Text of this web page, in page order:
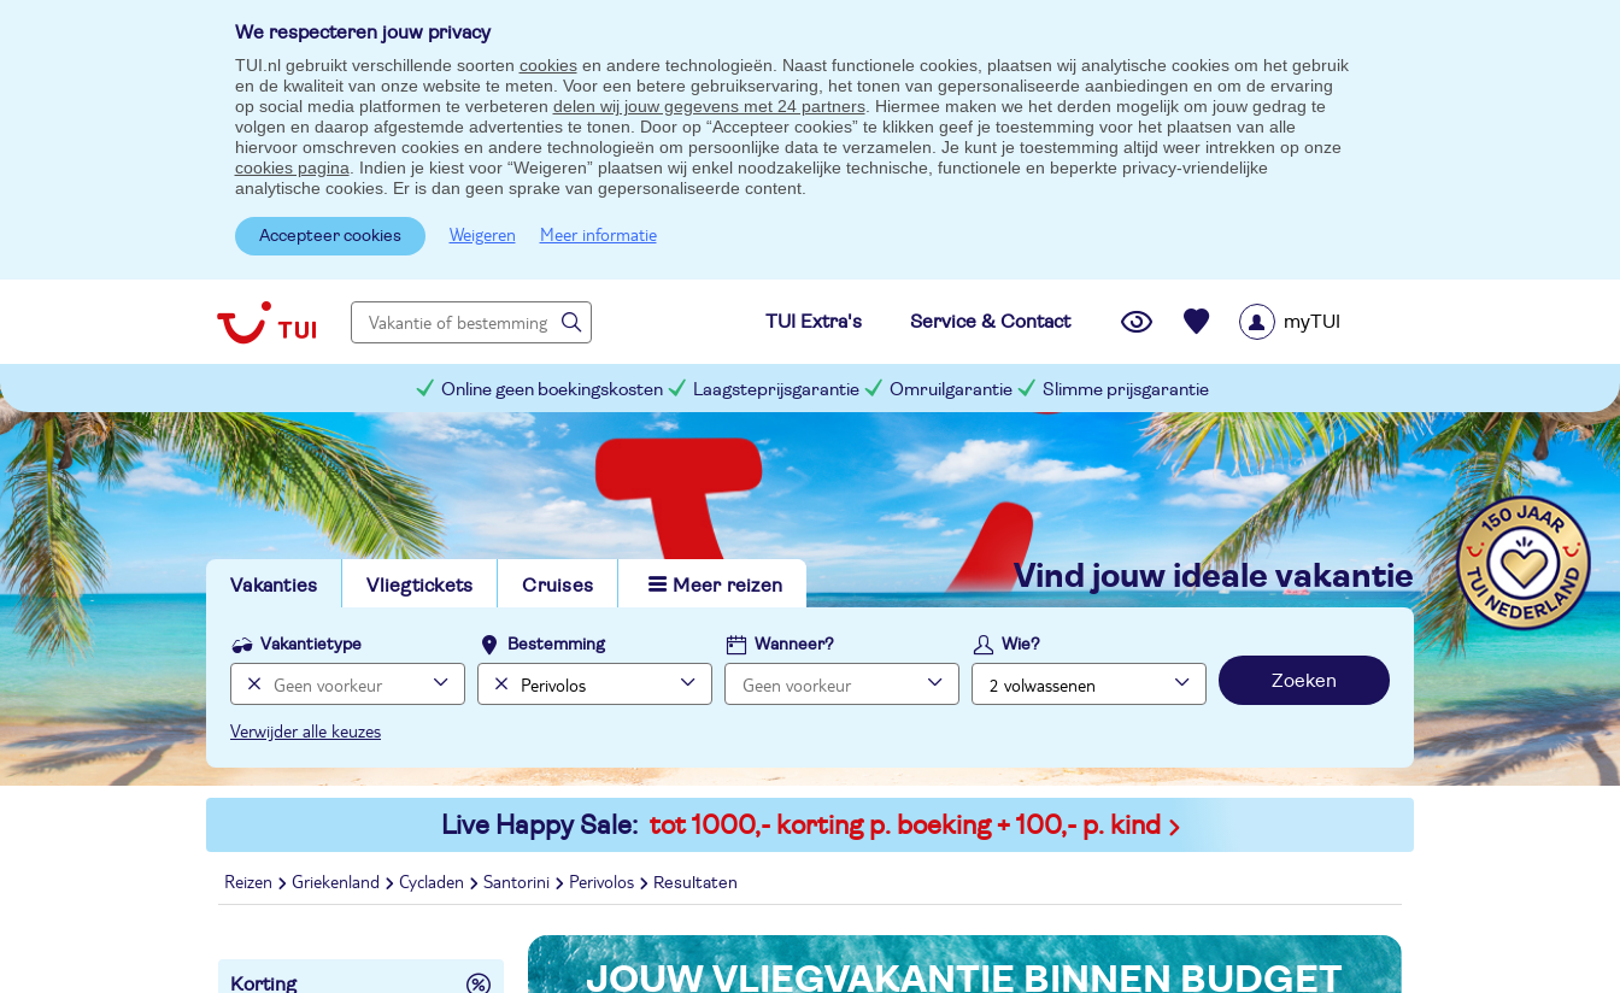
We respecteren jouw privacy
TUI.nl gebruikt verschillende soorten cookiesen andere technologieën. Naast functionele cookies, plaatsen wij analytische cookies om het gebruik
en de kwaliteit van onze website te meten. Voor een betere gebruikservaring, het tonen van gepersonaliseerde aanbiedingen en om de ervaring
op social media platformen te verbeteren delen wij jouw gegevens met 24 partners. Hiermee maken we het derden mogelijk om jouw gedrag te
volgen en daarop afgestemde advertenties te tonen. Door op “Accepteer cookies” te klikken geef je toestemming voor het plaatsen van alle
hiervoor omschreven cookies en andere technologieën om persoonlijke data te verzamelen. Je kunt je toestemming altijd weer intrekken op onze
cookies pagina . Indien je kiest voor “Weigeren” plaatsen wij enkel noodzakelijke technische, functionele en beperkte privacy-vriendelijke
analytische cookies. Er is dan geen sprake van gepersonaliseerde content.
Accepteer cookies Weigeren Meer informatie
TUI Extra's Service & Contact myTUI
Online geen boekingskosten Laagsteprijsgarantie Omruilgarantie Slimme prijsgarantie
Vakanties Vliegtickets Cruises Meer reizen vind jouw ideale vakantie
Vakantietype Bestemming Wanneer? Wie?
Zoeken
Verwijder alle keuzes
Live Happy Sale: tot 1000,- korting p. boeking + 100,- p. kind
Reizen Griekenland Cycladen Santorini Perivolos Resultaten
Korting JOUW VLIEGVAKANTIE BINNEN BUDGET